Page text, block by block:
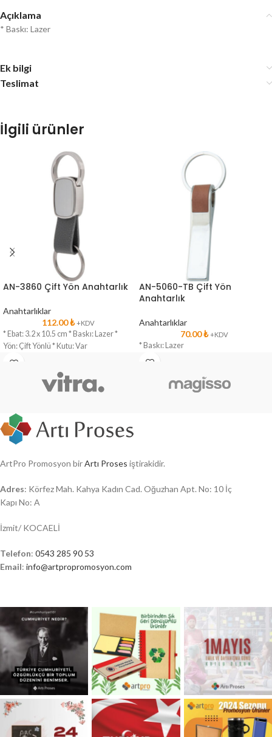
Açıklama
* Baskı: Lazer
Ek bilgi
Teslimat
İlgili ürünler
AN-3860 Çift Yön Anahtarlık
Anahtarlıklar
112.00₺ +KDV
* Ebat: 3.2 x 10.5 cm * Baskı: Lazer *
Yön: Çift Yönlü * Kutu: Var
AN-5060-TB Çift Yön
Anahtarlık
Anahtarlıklar
70.00₺ +KDV
* Baskı: Lazer
ArtPro Promosyon birArtı Proses iştirakidir.
Adres: Körfez Mah. Kahya Kadın Cad. Oğuzhan Apt. No: 10 İç
Kapı No: A
İzmit/ KOCAELİ
Telefon: 0543 285 90 53
Email: info@artpropromosyon.com